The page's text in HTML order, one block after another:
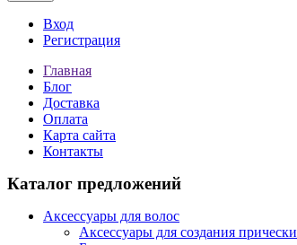
Вход
Регистрация
Главная
Блог
Доставка
Оплата
Карта сайта
Контакты
Каталог предложений
Аксессуары для волос
Аксессуары для создания прически